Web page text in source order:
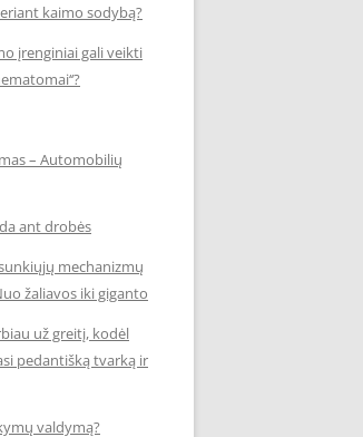
kaimo sodybą?
įrenginiai gali veikti
– Automobilių
ant drobės
mechanizmų
žaliavos iki giganto
už greitį, kodėl
pedantišką tvarką ir
valdymą?